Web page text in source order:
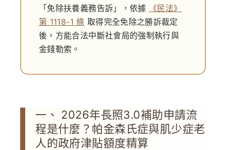
「免除扶養義務告訴」，依據
《民法》
第 1118-1 條 取得完全免除之勝訴裁定
後，方能合法中斷社會局的強制執行與
金錢勒索。
一、 2026年長照3.0補助申請流
程是什麼？帕金森氏症與肌少症老
人的政府津貼額度精算